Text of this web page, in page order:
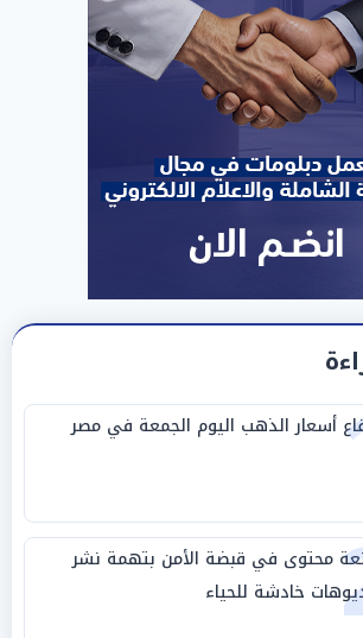
أسعار الذهب اليوم الجمعة في مصر
محتوى في قبضة الأمن بتهمة نشر
خادشة للحياء